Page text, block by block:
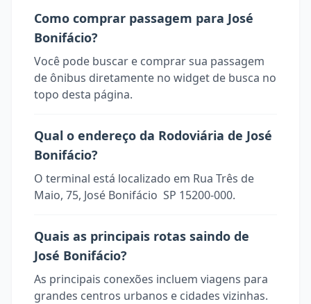
Como comprar passagem para José
Bonifácio?
Você pode buscar e comprar sua passagem
de ônibus diretamente no widget de busca no
topo desta página.
Qual o endereço da Rodoviária de José
Bonifácio?
O terminal está localizado em Rua Três de
Maio, 75, José Bonifácio  SP 15200-000.
Quais as principais rotas saindo de
José Bonifácio?
As principais conexões incluem viagens para
grandes centros urbanos e cidades vizinhas.